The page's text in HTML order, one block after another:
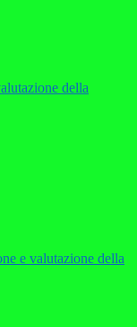
della
e valutazione della